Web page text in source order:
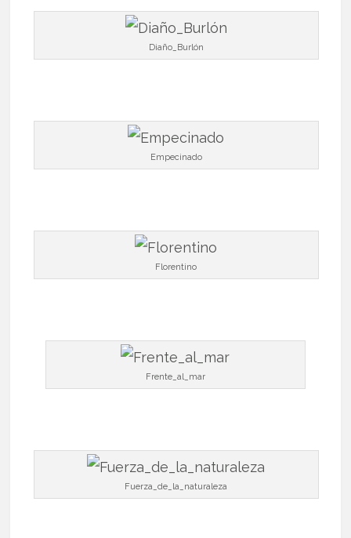
Diaño_Burlón
Empecinado
Florentino
Frente_al_mar
Fuerza_de_la_naturaleza